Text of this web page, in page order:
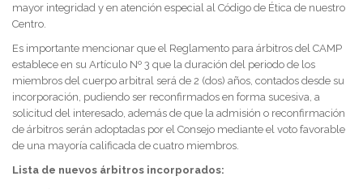
mayor integridad y en atención especial al Código de Ética de nuestro
Centro.
Es importante mencionar que el Reglamento para árbitros del CAMP
establece en su Artículo Nº 3 que la duración del periodo de los
miembros del cuerpo arbitral será de 2 (dos) años, contados desde su
incorporación, pudiendo ser reconfirmados en forma sucesiva, a
solicitud del interesado, además de que la admisión o reconfirmación
de árbitros serán adoptadas por el Consejo mediante el voto favorable
de una mayoría calificada de cuatro miembros.
Lista de nuevos árbitros incorporados: